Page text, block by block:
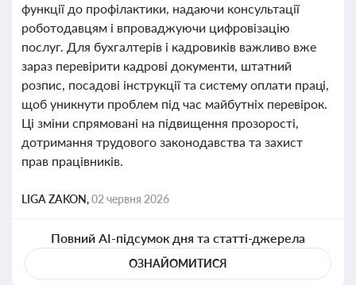
функції до профілактики, надаючи консультації
роботодавцям і впроваджуючи цифровізацію
послуг. Для бухгалтерів і кадровиків важливо вже
зараз перевірити кадрові документи, штатний
розпис, посадові інструкції та систему оплати праці,
щоб уникнути проблем під час майбутніх перевірок.
Ці зміни спрямовані на підвищення прозорості,
дотримання трудового законодавства та захист
прав працівників.
LIGA ZAKON,02 червня 2026
Повний AI-підсумок дня та статті-джерела
ОЗНАЙОМИТИСЯ